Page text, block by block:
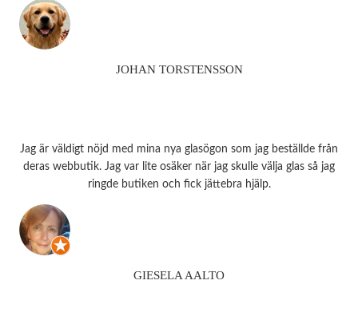
JOHAN TORSTENSSON
Jag är väldigt nöjd med mina nya glasögon som jag beställde från
deras webbutik. Jag var lite osäker när jag skulle välja glas så jag
ringde butiken och fick jättebra hjälp.
GIESELA AALTO